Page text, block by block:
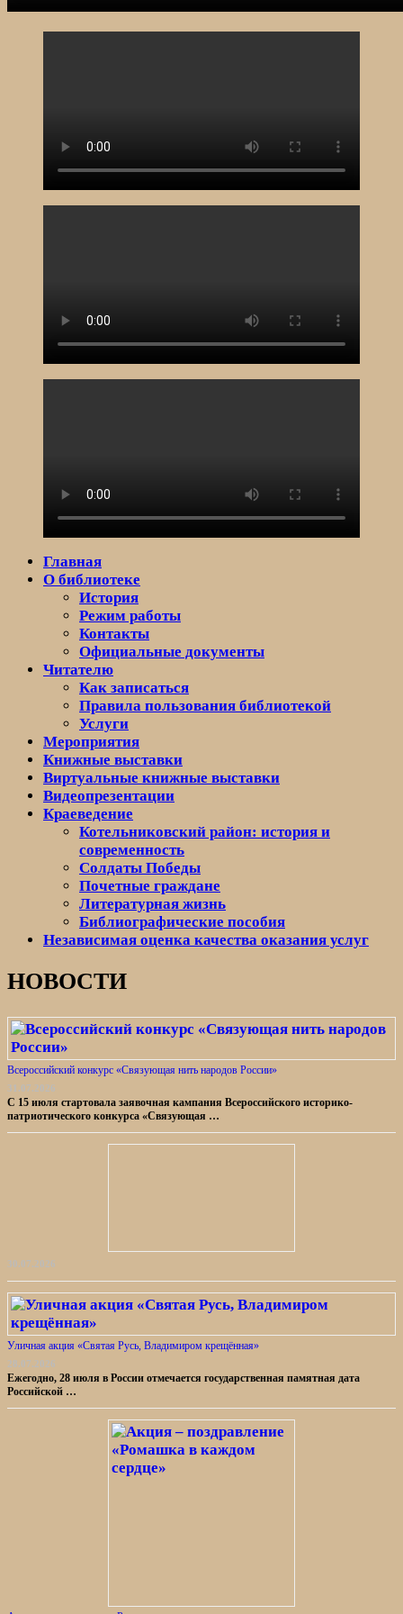
Главная
О библиотеке
История
Режим работы
Контакты
Официальные документы
Читателю
Как записаться
Правила пользования библиотекой
Услуги
Мероприятия
Книжные выставки
Виртуальные книжные выставки
Видеопрезентации
Краеведение
Котельниковский район: история и
современность
Солдаты Победы
Почетные граждане
Литературная жизнь
Библиографические пособия
Независимая оценка качества оказания услуг
НОВОСТИ
Всероссийский конкурс «Связующая нить народов России»
31.07.2026
С 15 июля стартовала заявочная кампания Всероссийского историко-
патриотического конкурса «Связующая …
30.07.2026
Уличная акция «Святая Русь, Владимиром крещённая»
28.07.2026
Ежегодно, 28 июля в России отмечается государственная памятная дата
Российской …